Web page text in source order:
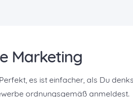
Marketing
es ist einfacher, als Du
ordnungsgemäß anmeldest.